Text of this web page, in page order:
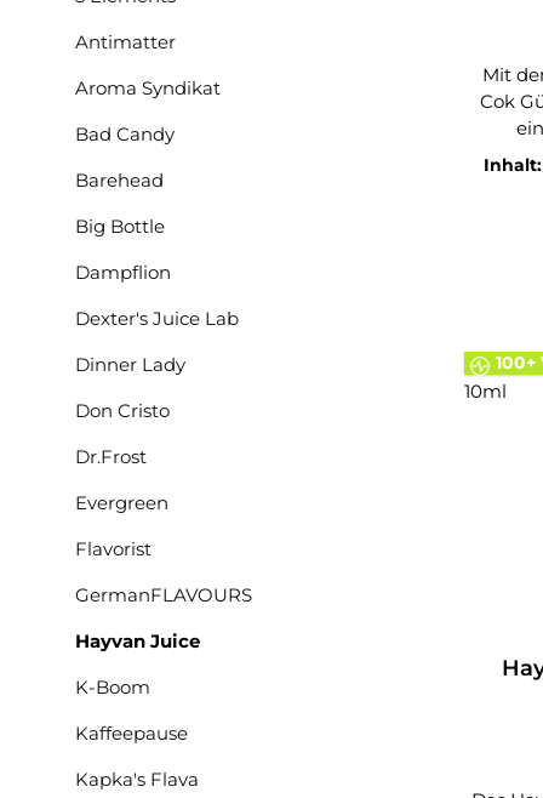
Antimatter
Aroma Syndikat
Bad Candy
Barehead
Big Bottle
Dampflion
Dexter's Juice Lab
Dinner Lady
Don Cristo
Dr.Frost
Evergreen
Flavorist
GermanFLAVOURS
Hayvan Juice
K-Boom
Kaffeepause
Kapka's Flava
Mit
Cok
Inhalt: